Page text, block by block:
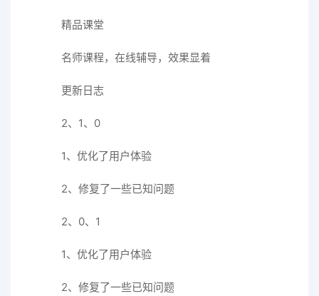
精品课堂
名师课程，在线辅导，效果显着
更新日志
2、1、0
1、优化了用户体验
2、修复了一些已知问题
2、0、1
1、优化了用户体验
2、修复了一些已知问题